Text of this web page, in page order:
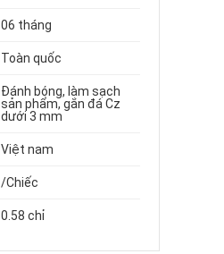
06 tháng
Toàn quốc
Đánh bóng, làm sạch
sản phẩm, gắn đá Cz
dưới 3 mm
Việt nam
/Chiếc
0.58 chỉ